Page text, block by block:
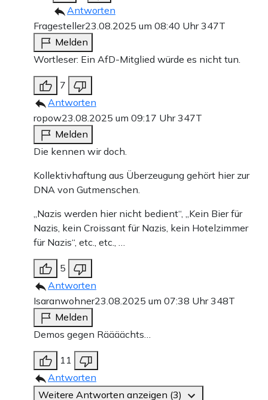
Antworten
Fragesteller23.08.2025 um 08:40 Uhr347T
Melden
Wortleser: Ein AfD-Mitglied würde es nicht tun.
7
Antworten
ropow23.08.2025 um 09:17 Uhr347T
Melden
Die kennen wir doch.
Kollektivhaftung aus Überzeugung gehört hier zur
DNA von Gutmenschen.
„Nazis werden hier nicht bedient“, „Kein Bier für
Nazis, kein Croissant für Nazis, kein Hotelzimmer
für Nazis“, etc., etc., …
5
Antworten
Isaranwohner23.08.2025 um 07:38 Uhr348T
Melden
Demos gegen Räääächts…
11
Antworten
Weitere Antworten anzeigen (3)